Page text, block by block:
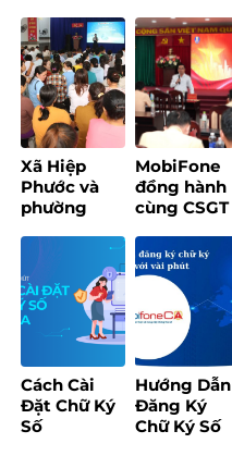
áp dụng
quy định
mới trong
chuyển đổi
phương
pháp tính
thuế sau
khi xóa bỏ
thuế khoán
từ đầu năm
2026?
Ký Số
MobiFone
Và Cách
Khắc Phục
Xã Hiệp
Phước và
phường
chương
trình “Bình
dân học vụ
số dành cho
Tổ công tác
công nghệ
số cộng
đồng”
MobiFone
đồng hành
cùng CSGT
chức tập
huấn
chuyển đổi
số
Cách Cài
Đặt Chữ Ký
Số
Hướng Dẫn
Đăng Ký
Chữ Ký Số